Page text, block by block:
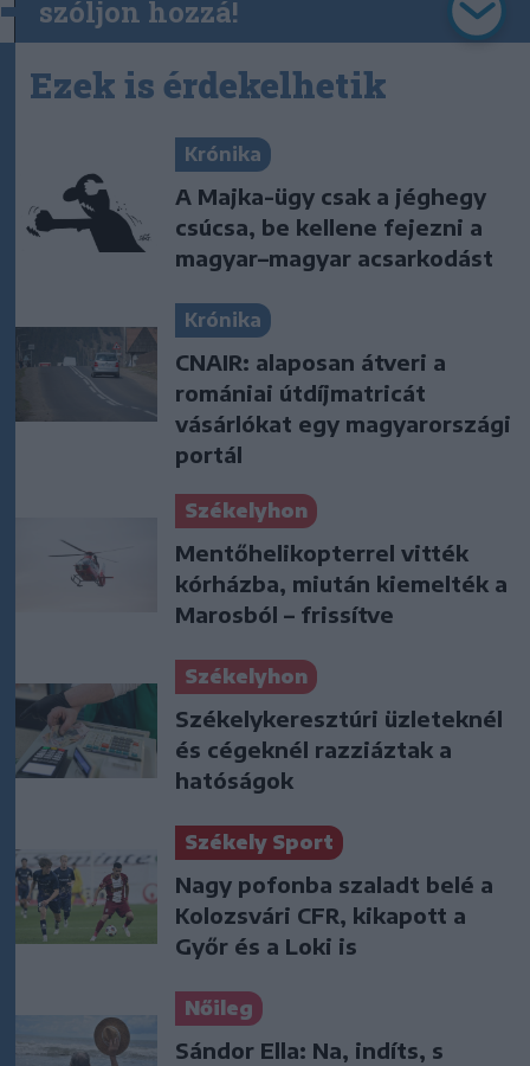
szóljon hozzá!
Ezek is érdekelhetik
Krónika
A Majka-ügy csak a jéghegy
csúcsa, be kellene fejezni a
magyar–magyar acsarkodást
Krónika
CNAIR: alaposan átveri a
romániai útdíjmatricát
vásárlókat egy magyarországi
portál
Székelyhon
Mentőhelikopterrel vitték
kórházba, miután kiemelték a
Marosból – frissítve
Székelyhon
Székelykeresztúri üzleteknél
és cégeknél razziáztak a
hatóságok
Székely Sport
Nagy pofonba szaladt belé a
Kolozsvári CFR, kikapott a
Győr és a Loki is
Nőileg
Sándor Ella: Na, indíts, s